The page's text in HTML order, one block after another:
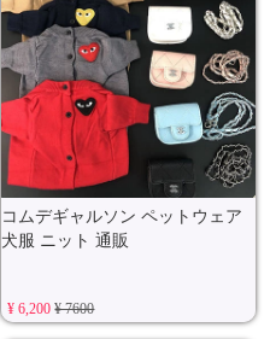
コムデギャルソン ペットウェア
犬服 ニット 通販
¥ 6,200¥ 7600